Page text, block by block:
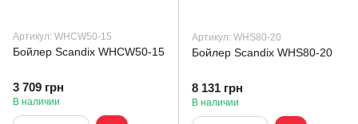
Артикул: WHCW50-15
Бойлер Scandix WHCW50-15
3 709 грн
В наличии
Артикул: WHS80-20
Бойлер Scandix WHS80-20
8 131 грн
В наличии